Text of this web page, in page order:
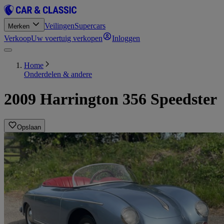
Merken VeilingenSupercars
VerkoopUw voertuig verkopen Inloggen
Home
Onderdelen & andere
2009 Harrington 356 Speedster
Opslaan